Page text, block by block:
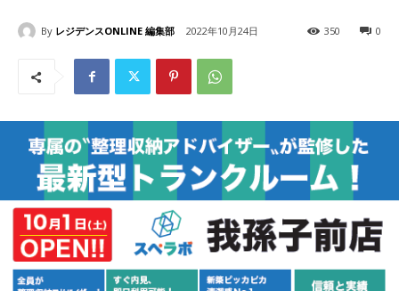
By レジデンスONLINE 編集部 2022年10月24日 0
350